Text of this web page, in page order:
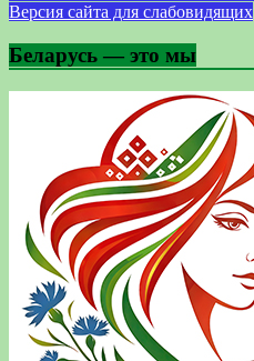
Версия сайта для слабовидящих
Беларусь — это мы